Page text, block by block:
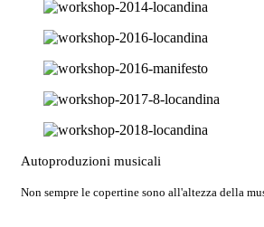
Autoproduzioni musicali
Non sempre le copertine sono all'altezza della